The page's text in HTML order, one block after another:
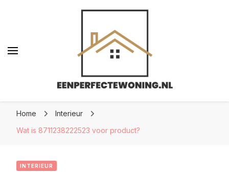
Home
Interieur
Wat is 8711238222523 voor product?
INTERIEUR